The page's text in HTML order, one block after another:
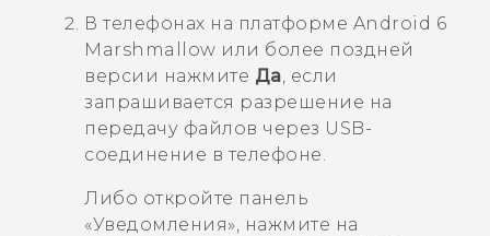
В телефонах на платформе Android 6
Marshmallow или более поздней
версии нажмите Да, если
запрашивается разрешение на
передачу файлов через USB-
соединение в телефоне.
Либо откройте панель
«Уведомления», нажмите на